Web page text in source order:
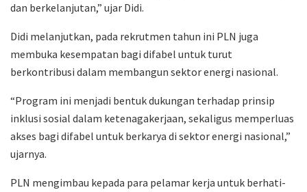
dan berkelanjutan,” ujar Didi.
Didi melanjutkan, pada rekrutmen tahun ini PLN juga
membuka kesempatan bagi difabel untuk turut
berkontribusi dalam membangun sektor energi nasional.
“Program ini menjadi bentuk dukungan terhadap prinsip
inklusi sosial dalam ketenagakerjaan, sekaligus memperluas
akses bagi difabel untuk berkarya di sektor energi nasional,”
ujarnya.
PLN mengimbau kepada para pelamar kerja untuk berhati-